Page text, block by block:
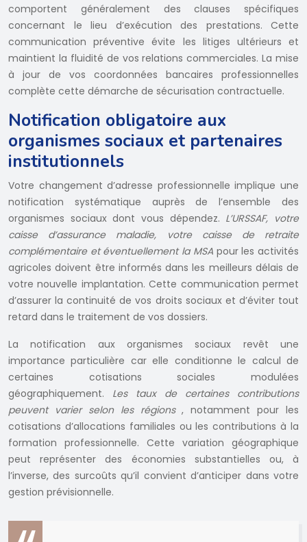
comportent généralement des clauses spécifiques
concernant le lieu d’exécution des prestations. Cette
communication préventive évite les litiges ultérieurs et
maintient la fluidité de vos relations commerciales. La mise
à jour de vos coordonnées bancaires professionnelles
complète cette démarche de sécurisation contractuelle.
Notification obligatoire aux
organismes sociaux et partenaires
institutionnels
Votre changement d’adresse professionnelle implique une
notification systématique auprès de l’ensemble des
organismes sociaux dont vous dépendez. L’URSSAF, votre
caisse d’assurance maladie, votre caisse de retraite
complémentaire et éventuellement la MSA pour les activités
agricoles doivent être informés dans les meilleurs délais de
votre nouvelle implantation. Cette communication permet
d’assurer la continuité de vos droits sociaux et d’éviter tout
retard dans le traitement de vos dossiers.
La notification aux organismes sociaux revêt une
importance particulière car elle conditionne le calcul de
certaines cotisations sociales modulées
géographiquement. Les taux de certaines contributions
peuvent varier selon les régions, notamment pour les
cotisations d’allocations familiales ou les contributions à la
formation professionnelle. Cette variation géographique
peut représenter des économies substantielles ou, à
l’inverse, des surcoûts qu’il convient d’anticiper dans votre
gestion prévisionnelle.